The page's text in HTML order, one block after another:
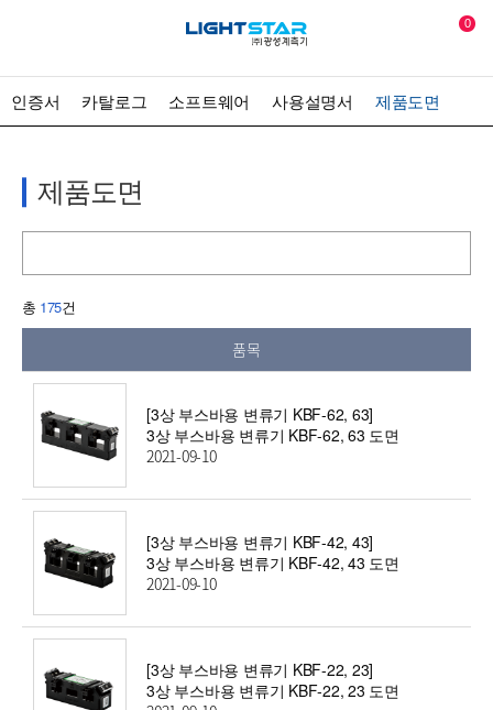
0
인증서 카탈로그 소프트웨어 사용설명서 제품도면
제품도면
총 175건
품목
[3상 부스바용 변류기 KBF-62, 63]
3상 부스바용 변류기 KBF-62, 63 도면
2021-09-10
[3상 부스바용 변류기 KBF-42, 43]
3상 부스바용 변류기 KBF-42, 43 도면
2021-09-10
[3상 부스바용 변류기 KBF-22, 23]
3상 부스바용 변류기 KBF-22, 23 도면